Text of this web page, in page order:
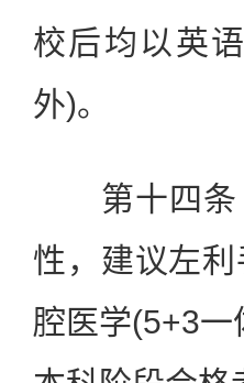
校后均以英
外)。
第十四条
性，建议左
腔医学(5+3